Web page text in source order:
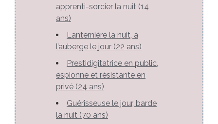
apprenti-sorcier la nuit (14
ans)
Lanternière la nuit, à
l’auberge le jour (22 ans)
Prestidigitatrice en public,
espionne et résistante en
privé (24 ans)
Guérisseuse le jour, barde
la nuit (70 ans)